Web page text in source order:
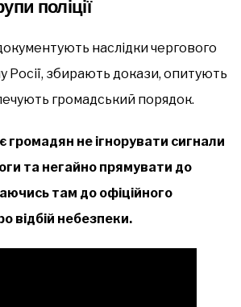
поліції
наслідки чергового
Росії, збирають докази, опитують
громадський порядок.
громадян не ігнорувати сигнали
та негайно прямувати до
там до офіційного
відбій небезпеки.